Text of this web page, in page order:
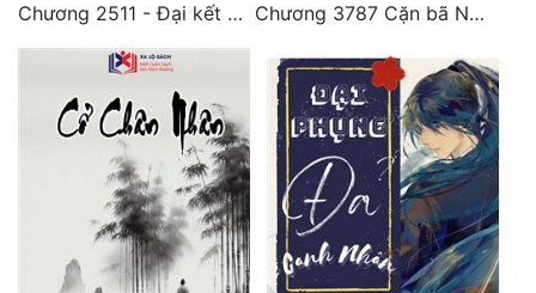
Chương 2511 - Đại kết cục, Phiên ngoại thiên: Chư thiên quy nhất giới, vĩnh hằng thế giới. Hết!
Chương 3787 Cặn bã Nam Thiên Đạo